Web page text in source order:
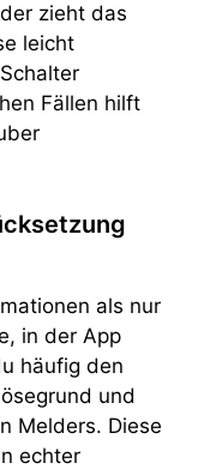
zieht das
leicht
Fällen hilft
als nur
in der App
häufig den
und
Melders. Diese
echter